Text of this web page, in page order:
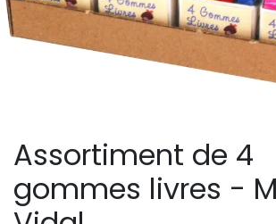
Assortiment de 4
gommes livres -